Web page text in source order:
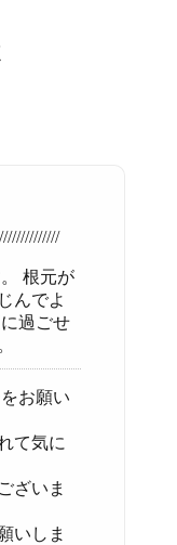
根元が
んでよ
過ごせ
お願い
て気に
ざいま
いしま